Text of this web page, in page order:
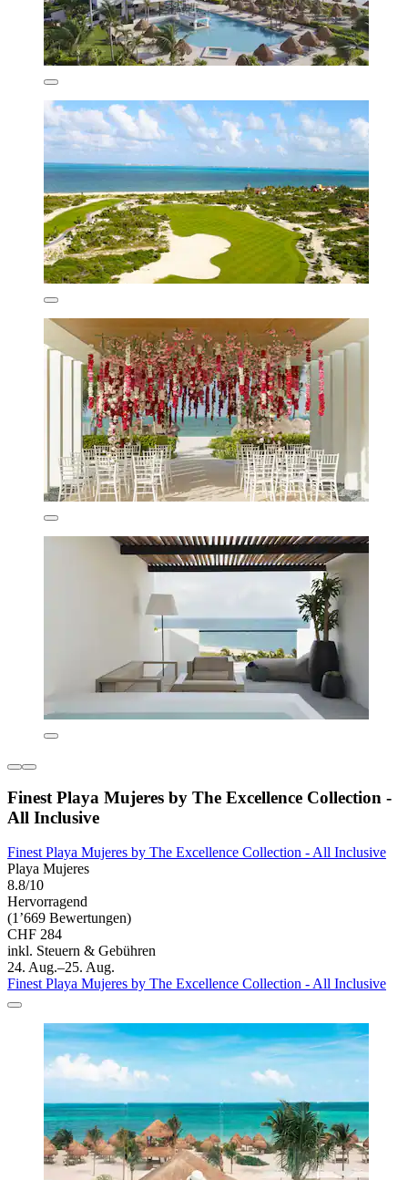
Finest Playa Mujeres by The Excellence Collection -
All Inclusive
Finest Playa Mujeres by The Excellence Collection - All Inclusive
Playa Mujeres
8.8/10
Hervorragend
(1’669 Bewertungen)
CHF 284
inkl. Steuern & Gebühren
24. Aug.–25. Aug.
Finest Playa Mujeres by The Excellence Collection - All Inclusive